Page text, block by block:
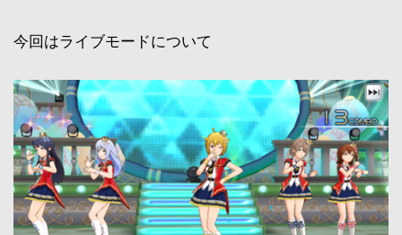
今回はライブモードについて